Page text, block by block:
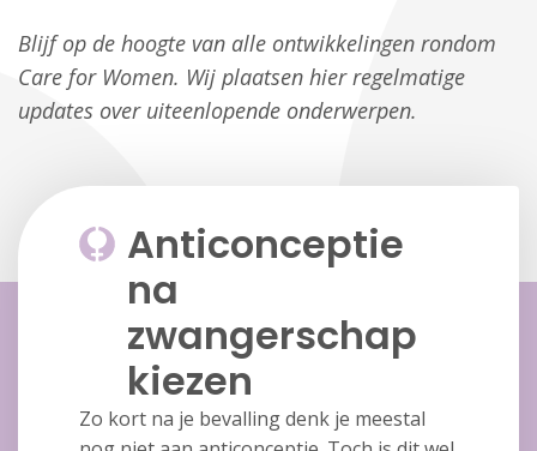
Blijf op de hoogte van alle ontwikkelingen rondom
Care for Women. Wij plaatsen hier regelmatige
updates over uiteenlopende onderwerpen.
Anticonceptie
na
zwangerschap
kiezen
Zo kort na je bevalling denk je meestal